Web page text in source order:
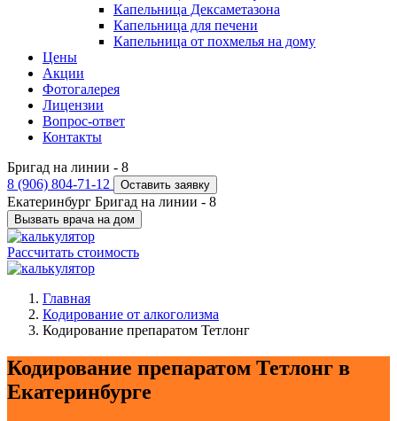
Капельница Дексаметазона
Капельница для печени
Капельница от похмелья на дому
Цены
Акции
Фотогалерея
Лицензии
Вопрос-ответ
Контакты
Бригад на линии - 8
8 (906) 804-71-12
Оставить заявку
Екатеринбург Бригад на линии - 8
Вызвать врача на дом
Рассчитать стоимость
Главная
Кодирование от алкоголизма
Кодирование препаратом Тетлонг
Кодирование препаратом Тетлонг в
Екатеринбурге